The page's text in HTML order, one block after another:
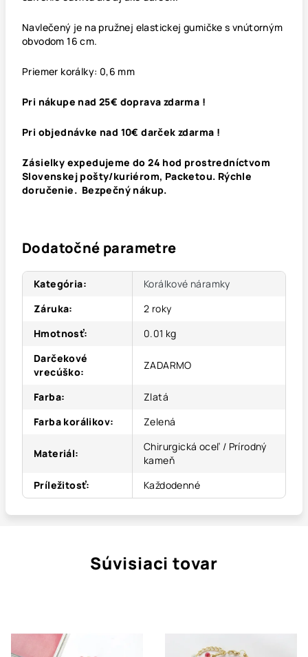
Navlečený je na pružnej elastickej gumičke s vnútorným
obvodom 16 cm.
Priemer korálky: 0,6 mm
Pri nákupe nad 25€ doprava zdarma !
Pri objednávke nad 10€ darček zdarma !
Zásielky expedujeme do 24 hod prostredníctvom
Slovenskej pošty/kuriérom, Packetou. Rýchle
doručenie. Bezpečný nákup.
Dodatočné parametre
Kategória:
Korálkové náramky
Záruka:
2 roky
Hmotnosť:
0.01 kg
Darčekové
vrecúško:
ZADARMO
Farba:
Zlatá
Farba korálikov: Zelená
Materiál:
Chirurgická oceľ / Prírodný
kameň
Príležitosť: Každodenné
Súvisiaci tovar